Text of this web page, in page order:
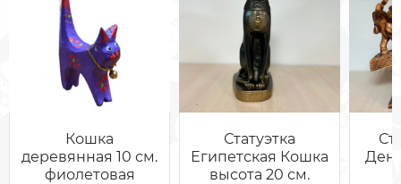
Кошка
деревянная 10 см.
фиолетовая
Статуэтка
Египетская Кошка
высота 20 см.